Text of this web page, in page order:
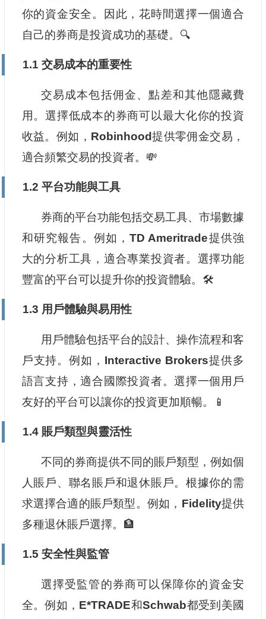
你的資金安全。因此，花時間選擇一個適合
自己的券商是投資成功的基礎。🔍
1.1 交易成本的重要性
交易成本包括佣金、點差和其他隱藏費
用。選擇低成本的券商可以最大化你的投資
收益。例如， Robinhood提供零佣金交易，
適合頻繁交易的投資者。💸
1.2 平台功能與工具
券商的平台功能包括交易工具、市場數據
和研究報告。例如，TD Ameritrade提供強
大的分析工具，適合專業投資者。選擇功能
豐富的平台可以提升你的投資體驗。🛠️
1.3 用戶體驗與易用性
用戶體驗包括平台的設計、操作流程和客
戶支持。例如， Interactive Brokers提供多
語言支持，適合國際投資者。選擇一個用戶
友好的平台可以讓你的投資更加順暢。📱
1.4 賬戶類型與靈活性
不同的券商提供不同的賬戶類型，例如個
人賬戶、聯名賬戶和退休賬戶。根據你的需
求選擇合適的賬戶類型。例如， Fidelity提供
多種退休賬戶選擇。🏦
1.5 安全性與監管
選擇受監管的券商可以保障你的資金安
全。例如， E*TRADE和Schwab都受到美國